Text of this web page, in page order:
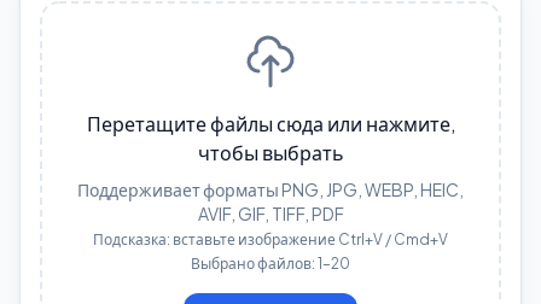
Перетащите файлы сюда или нажмите,
чтобы выбрать
Поддерживает форматы PNG, JPG, WEBP, HEIC,
AVIF, GIF, TIFF, PDF
Подсказка: вставьте изображение Ctrl+V / Cmd+V
Выбрано файлов: 1–20